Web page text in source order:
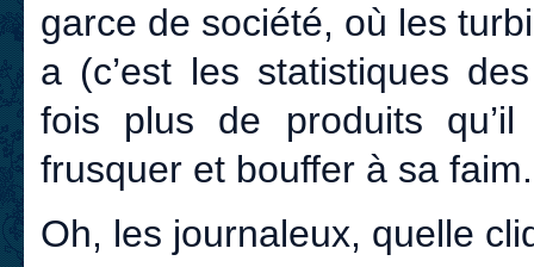
garce de société, où les
a (c’est les statistiques
fois plus de produits
frusquer et bouffer à sa faim.
Oh, les journaleux, quelle